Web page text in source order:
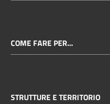
COME FARE PER...
STRUTTURE E TERRITORIO